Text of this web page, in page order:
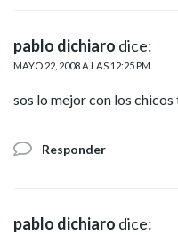
pablo dichiaro dice:
MAYO 22, 2008 A LAS 12:25 PM
sos lo mejor con los
Responder
pablo dichiaro dice: